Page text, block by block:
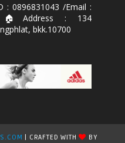
: 0896831043 /Email :
/🏠Address : 134
bkk.10700
| CRAFTED WITH
BY